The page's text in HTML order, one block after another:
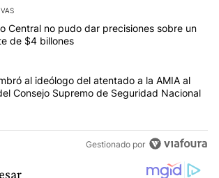
los artículos con más comentarios en los
con el título "El Banco Central no pudo
Central no pudo dar precisiones sobre un
de $4 billones
con el título "Irán nombró al ideólogo
al ideólogo del atentado a la AMIA al
Consejo Supremo de Seguridad Nacional
Gestionado por